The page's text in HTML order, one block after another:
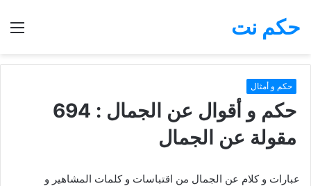
بحث
حكم نت
حكم و أمثال
حكم و أقوال عن الجمال : 694
مقولة عن الجمال
عبارات و كلام عن الجمال من اقتباسات و كلمات المشاهير و